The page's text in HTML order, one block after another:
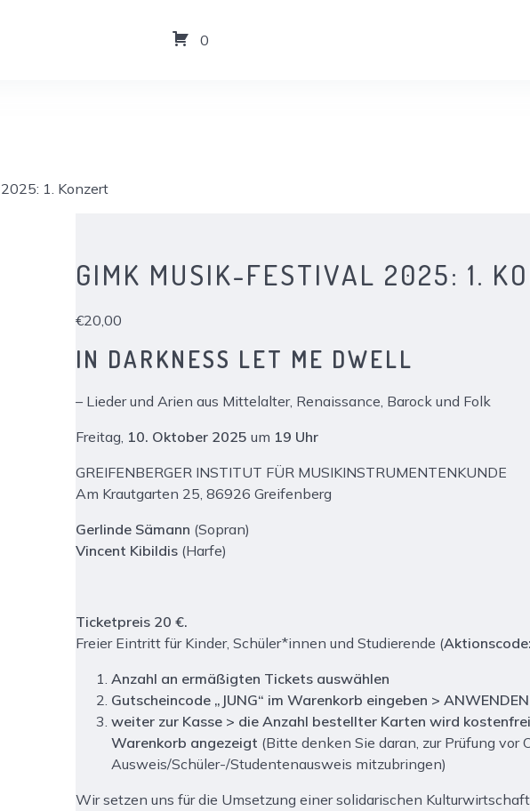
0
1. Konzert
GIMK MUSIK-FESTIVAL 2025: 1.
€20,00
IN DARKNESS LET ME DWELL
– Lieder und Arien aus Mittelalter, Renaissance, Barock und Folk
Freitag, 10. Oktober 2025 um 19 Uhr
GREIFENBERGER INSTITUT FÜR MUSIKINSTRUMENTENKUNDE
Am Krautgarten 25, 86926 Greifenberg
Gerlinde Sämann (Sopran)
Vincent Kibildis (Harfe)
Ticketpreis 20 €.
Freier Eintritt für Kinder, Schüler*innen und Studierende (Aktionscode:
Anzahl an ermäßigten Tickets auswählen
Gutscheincode „JUNG“ im Warenkorb eingeben > ANWENDEN
weiter zur Kasse > die Anzahl bestellter Karten wird
Warenkorb angezeigt (Bitte denken Sie daran, zur Prüfung vor
Ausweis/Schüler-/Studentenausweis mitzubringen)
Wir setzen uns für die Umsetzung einer solidarischen